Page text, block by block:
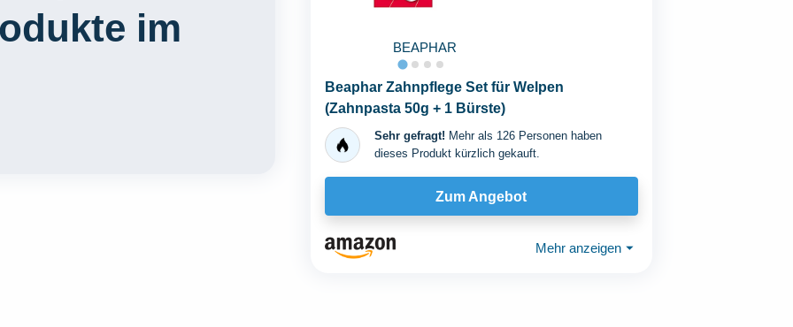
im
BEAPHAR
Beaphar Zahnpflege Set für Welpen
(Zahnpasta 50g + 1 Bürste)
Sehr gefragt! Mehr als 126 Personen haben
dieses Produkt kürzlich gekauft.
Zum Angebot
Mehr anzeigen ⏷